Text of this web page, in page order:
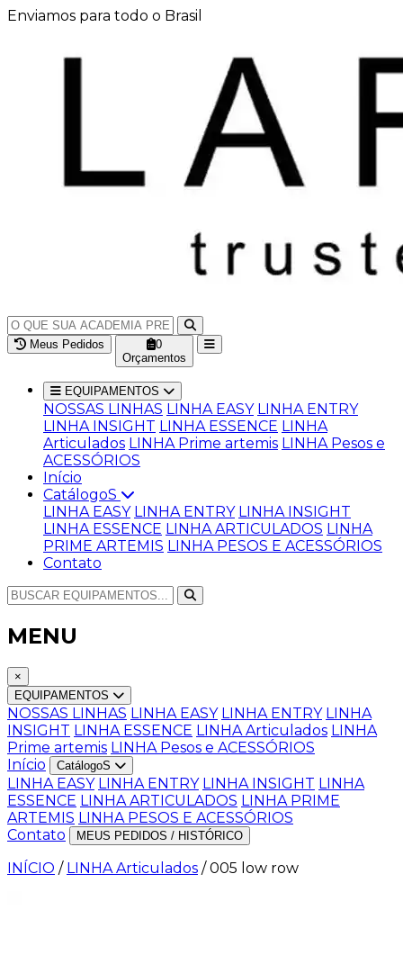
Enviamos para todo o Brasil
Meus Pedidos
0
Orçamentos
EQUIPAMENTOS
NOSSAS LINHAS LINHA EASY LINHA ENTRY
LINHA INSIGHT LINHA ESSENCE LINHA
Articulados LINHA Prime artemis LINHA Pesos e
ACESSÓRIOS
Início
CatálogoS
LINHA EASY LINHA ENTRY LINHA INSIGHT
LINHA ESSENCE LINHA ARTICULADOS LINHA
PRIME ARTEMIS LINHA PESOS E ACESSÓRIOS
Contato
MENU
×
EQUIPAMENTOS
NOSSAS LINHAS LINHA EASY LINHA ENTRY LINHA
INSIGHT LINHA ESSENCE LINHA Articulados LINHA
Prime artemis LINHA Pesos e ACESSÓRIOS
Início
CatálogoS
LINHA EASY LINHA ENTRY LINHA INSIGHT LINHA
ESSENCE LINHA ARTICULADOS LINHA PRIME
ARTEMIS LINHA PESOS E ACESSÓRIOS
Contato
MEUS PEDIDOS / HISTÓRICO
INÍCIO / LINHA Articulados / 005 low row